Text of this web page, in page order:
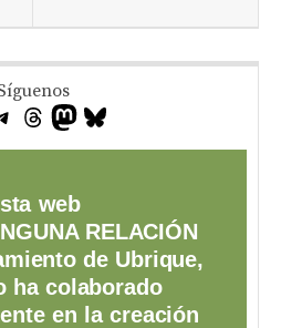
web
RELACIÓN
de Ubrique,
ha colaborado
en la creación